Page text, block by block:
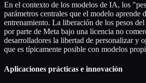
En el contexto de los modelos de IA, los
parámetros centrales que el modelo aprende
entrenamiento. La liberación de los pesos
por parte de Meta bajo una licencia no
desarrolladores la libertad de personalizar y
que es típicamente posible con modelos
Aplicaciones prácticas e innovación